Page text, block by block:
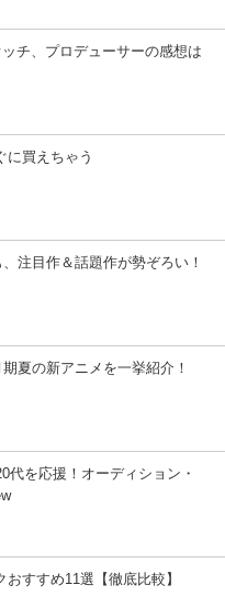
ッチ、プロデューサーの感想は
に買えちゃう
注目作＆話題作が勢ぞろい！
期夏の新アニメを一挙紹介！
代を応援！オーディション・
すすめ11選【徹底比較】